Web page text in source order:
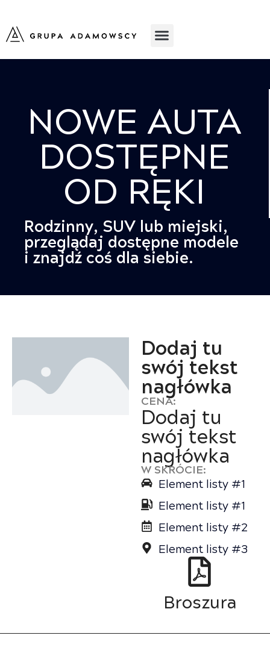
NOWE AUTA
DOSTĘPNE
OD RĘKI
Rodzinny, SUV lub miejski,
przeglądaj dostępne modele
i znajdź coś dla siebie.
Dodaj tu
swój tekst
nagłówka
CENA:
Dodaj tu
swój tekst
nagłówka
W SKRÓCIE:
Element listy #1
Element listy #1
Element listy #2
Element listy #3
Broszura